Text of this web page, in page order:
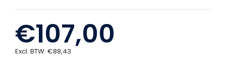
€107,00
Excl. BTW: €88,43